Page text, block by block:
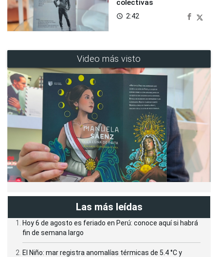
colectivas
access_time 2:42
Video más visto
Las más leídas
Hoy 6 de agosto es feriado en Perú: conoce aquí si habrá
fin de semana largo
El Niño: mar registra anomalías térmicas de 5.4 °C y